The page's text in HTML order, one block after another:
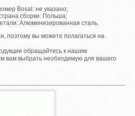
Bosal: не указано;
сборки: Польша;
Алюминизированная сталь.
поэтому вы можете полагаться на
обращайтесь к нашим
выбрать необходимую для вашего